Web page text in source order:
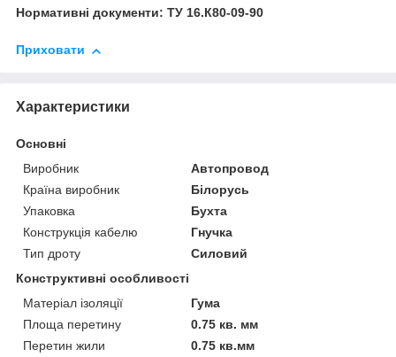
Нормативні документи: ТУ 16.К80-09-90
Приховати
Характеристики
Основні
Виробник
Автопровод
Країна виробник
Білорусь
Упаковка
Бухта
Конструкція кабелю
Гнучка
Тип дроту
Силовий
Конструктивні особливості
Матеріал ізоляції
Гума
Площа перетину
0.75 кв. мм
Перетин жили
0.75 кв.мм